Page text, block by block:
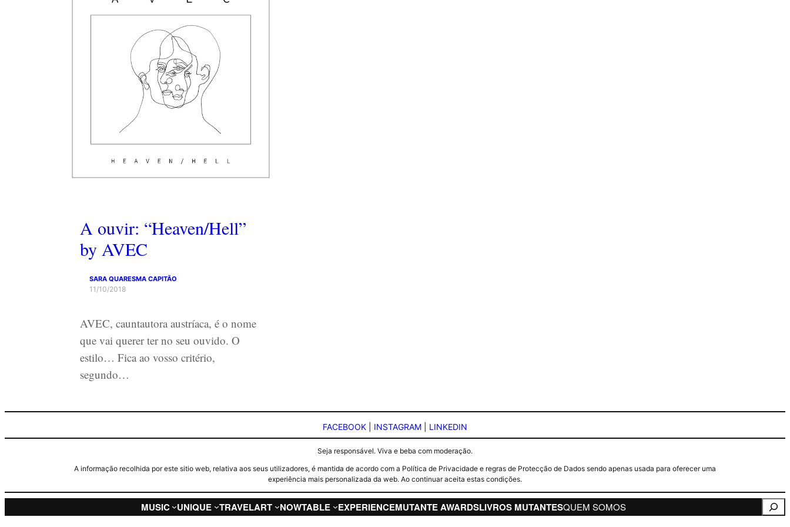
A ouvir: “Heaven/Hell”
by AVEC
SARA QUARESMA CAPITÃO
11/10/2018
AVEC, cauntautora austríaca, é o nome
que vai querer ter no seu ouvido. O
estilo… Fica ao vosso critério,
segundo…
FACEBOOK INSTAGRAM LINKEDIN
Seja responsável. Viva e beba com moderação.
A informação recolhida por este sitio web, relativa aos seus utilizadores, é mantida de acordo com a Política de Privacidade e regras de Protecção de Dados sendo apenas usada para oferecer uma
experiência mais personalizada da web. Ao continuar aceita estas condições.
MUSIC UNIQUE TRAVELART NOWTABLE EXPERIENCEMUTANTE AWARDSLIVROS MUTANTESQUEM SOMOS